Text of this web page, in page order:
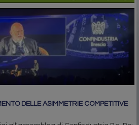
DELLE ASIMMETRIE COMPETITIVE